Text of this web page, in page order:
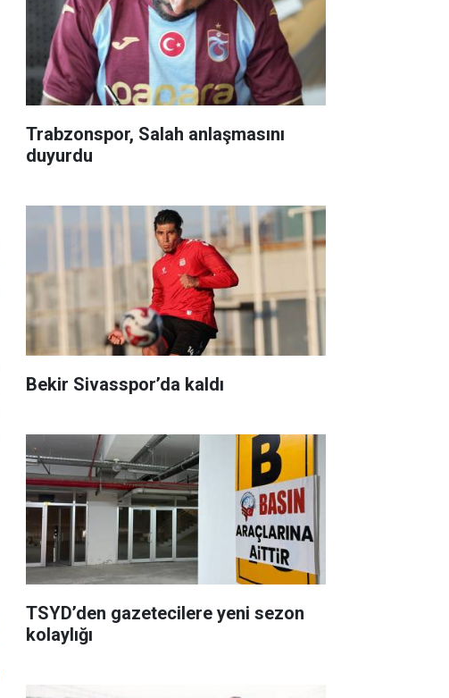
Trabzonspor, Salah anlaşmasını
duyurdu
Bekir Sivasspor’da kaldı
TSYD’den gazetecilere yeni sezon
kolaylığı